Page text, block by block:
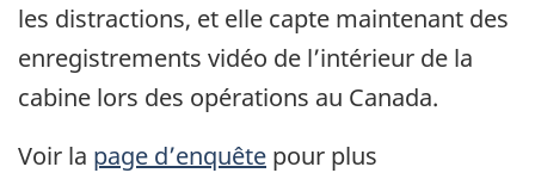
les distractions, et elle capte maintenant des
enregistrements vidéo de l’intérieur de la
cabine lors des opérations au Canada.
Voir la page d’enquête pour plus